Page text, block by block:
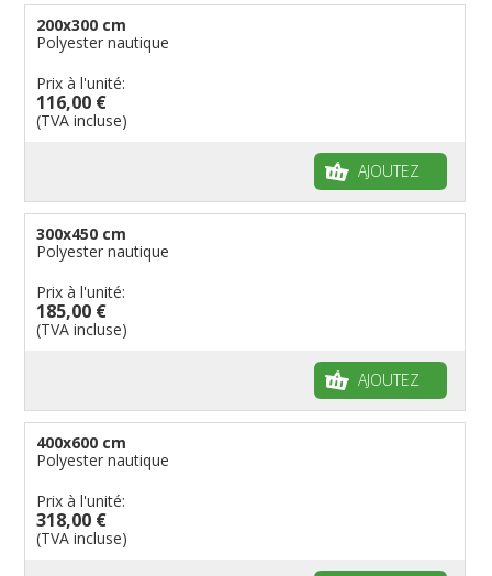
200x300 cm
Polyester nautique
Prix à l'unité:
116,00 €
(TVA incluse)
AJOUTEZ
300x450 cm
Polyester nautique
Prix à l'unité:
185,00 €
(TVA incluse)
AJOUTEZ
400x600 cm
Polyester nautique
Prix à l'unité:
318,00 €
(TVA incluse)